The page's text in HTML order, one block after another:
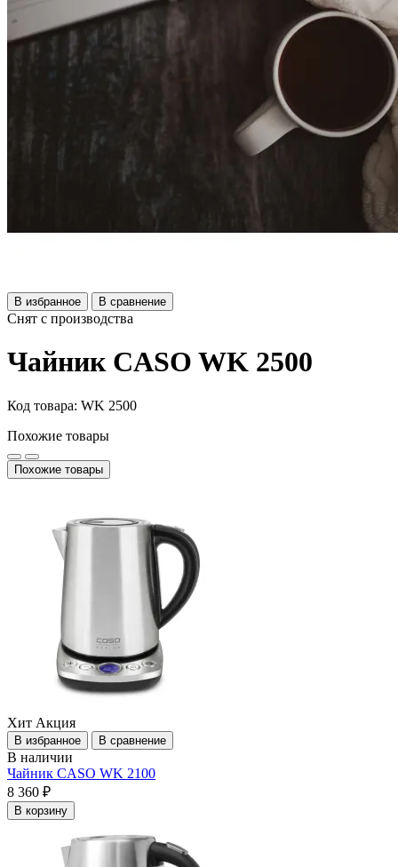
В избранное В сравнение
Снят с производства
Чайник CASO WK 2500
Код товара: WK 2500
Похожие товары
Похожие товары
Хит Акция
В избранное В сравнение
В наличии
Чайник CASO WK 2100
8 360 ₽
В корзину